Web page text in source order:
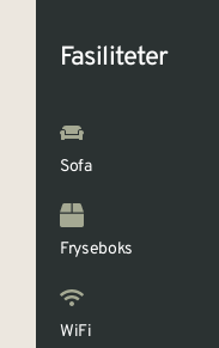
Fasiliteter
Sofa
Fryseboks
WiFi